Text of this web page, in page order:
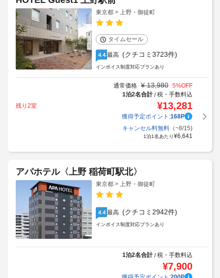
東京都 > 上野・御徒町
タイムセール
4.4 最高 (クチコミ3723件)
インボイス制度対応プランあり
通常価格 ¥ 13,980 5%OFF
1泊2名合計/税・手数料込
残り2室
¥13,281
獲得予定ポイント:168P
キャンセル料無料（~8/15)
1泊1名あたり¥6,641
アパホテル〈上野 稲荷町駅北〉
東京都 > 上野・御徒町
4.4 最高 (クチコミ2942件)
インボイス制度対応プランあり
1泊2名合計/税・手数料込
¥7,900